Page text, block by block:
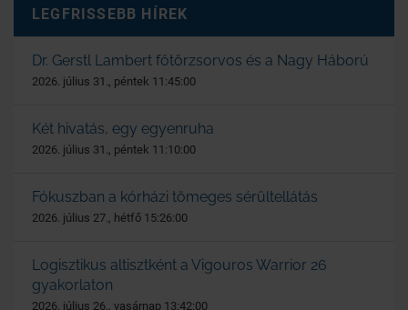
LEGFRISSEBB HÍREK
Dr. Gerstl Lambert főtörzsorvos és a Nagy Háború
2026. július 31., péntek 11:45:00
Két hivatás, egy egyenruha
2026. július 31., péntek 11:10:00
Fókuszban a kórházi tömeges sérültellátás
2026. július 27., hétfő 15:26:00
Logisztikus altisztként a Vigouros Warrior 26
gyakorlaton
2026. július 26., vasárnap 13:42:00